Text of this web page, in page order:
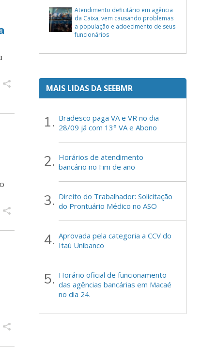
Atendimento deficitário em agência
da Caixa, vem causando problemas
a população e adoecimento de seus
funcionários
MAIS LIDAS DA SEEBMR
Bradesco paga VA e VR no dia
28/09 já com 13° VA e Abono
Horários de atendimento
bancário no Fim de ano
Direito do Trabalhador: Solicitação
do Prontuário Médico no ASO
Aprovada pela categoria a CCV do
Itaú Unibanco
Horário oficial de funcionamento
das agências bancárias em Macaé
no dia 24.